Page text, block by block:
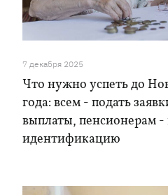
7 декабря 2025
Что нужно успеть до
года: всем - подать
выплаты, пенсионерам -
идентификацию